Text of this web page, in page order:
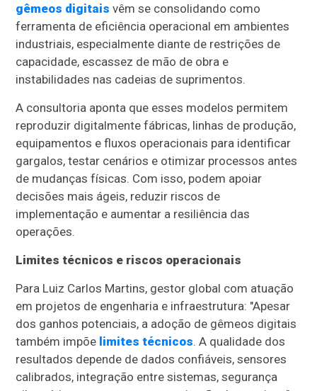
gêmeos digitais vêm se consolidando como
ferramenta de eficiência operacional em ambientes
industriais, especialmente diante de restrições de
capacidade, escassez de mão de obra e
instabilidades nas cadeias de suprimentos.
A consultoria aponta que esses modelos permitem
reproduzir digitalmente fábricas, linhas de produção,
equipamentos e fluxos operacionais para identificar
gargalos, testar cenários e otimizar processos antes
de mudanças físicas. Com isso, podem apoiar
decisões mais ágeis, reduzir riscos de
implementação e aumentar a resiliência das
operações.
Limites técnicos e riscos operacionais
Para Luiz Carlos Martins, gestor global com atuação
em projetos de engenharia e infraestrutura: "Apesar
dos ganhos potenciais, a adoção de gêmeos digitais
também impõe limites técnicos. A qualidade dos
resultados depende de dados confiáveis, sensores
calibrados, integração entre sistemas, segurança